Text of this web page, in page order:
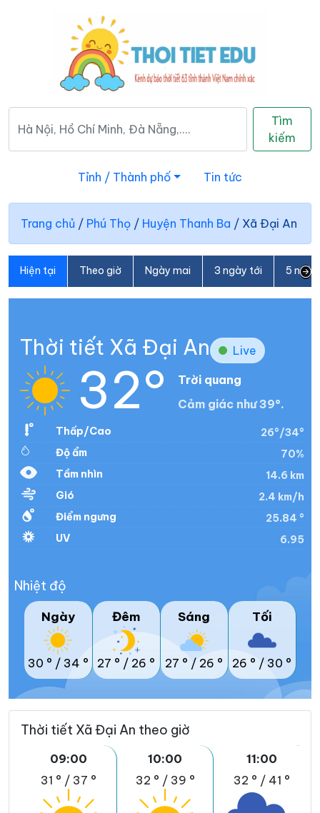
Tìm
kiếm
Tỉnh / Thành phố Tin tức
Trang chủ / Phú Thọ / Huyện Thanh Ba / Xã Đại An
Hiện tại Theo giờ Ngày mai 3 ngày tới 5
Thời tiết Xã Đại An Live
32°
Trời quang
Cảm giác như 39°.
Thấp/Cao
26°/34°
Độ ẩm
70%
Tầm nhìn
14.6 km
Gió
2.4 km/h
Điểm ngưng
25.84 °
UV
6.95
Nhiệt độ
Ngày
30 ° / 34 °
Đêm
27 ° / 26 °
Sáng
27 ° / 26 °
Tối
26 ° / 30 °
Thời tiết Xã Đại An theo giờ
09:00
31 ° / 37 °
10:00
32 ° / 39 °
11:00
32 ° / 41 °